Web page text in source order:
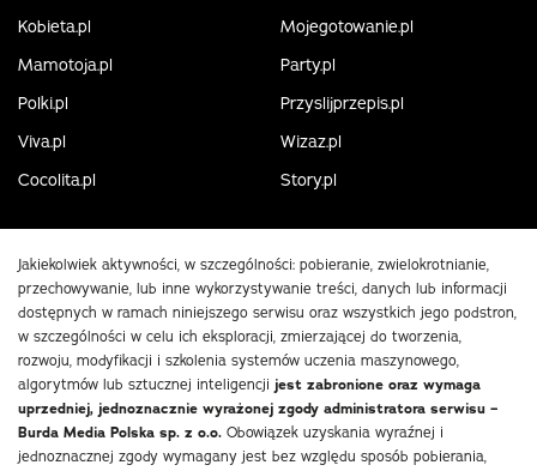
Kobieta.pl
Mojegotowanie.pl
Mamotoja.pl
Party.pl
Polki.pl
Przyslijprzepis.pl
Viva.pl
Wizaz.pl
Cocolita.pl
Story.pl
Jakiekolwiek aktywności, w szczególności: pobieranie, zwielokrotnianie,
przechowywanie, lub inne wykorzystywanie treści, danych lub informacji
dostępnych w ramach niniejszego serwisu oraz wszystkich jego podstron,
w szczególności w celu ich eksploracji, zmierzającej do tworzenia,
rozwoju, modyfikacji i szkolenia systemów uczenia maszynowego,
algorytmów lub sztucznej inteligencji jest zabronione oraz wymaga
uprzedniej, jednoznacznie wyrażonej zgody administratora serwisu –
Burda Media Polska sp. z o.o. Obowiązek uzyskania wyraźnej i
jednoznacznej zgody wymagany jest bez względu sposób pobierania,